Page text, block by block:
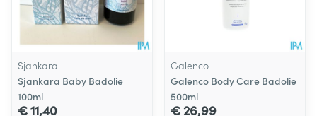
Sjankara
Sjankara Baby Badolie
100ml
€ 11,40
Galenco
Galenco Body Care Badolie
500ml
€ 26,99